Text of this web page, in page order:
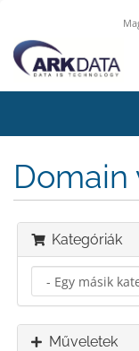
Domain
Kategóriák
Műveletek